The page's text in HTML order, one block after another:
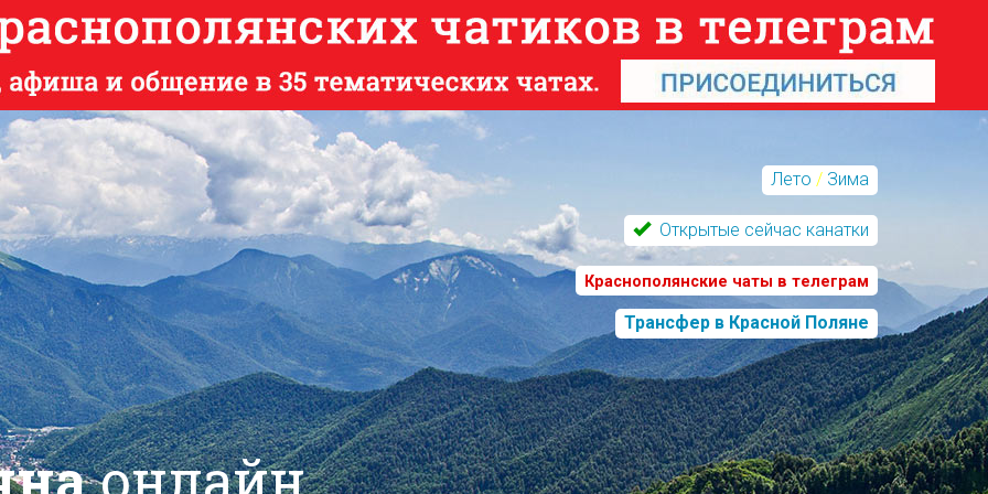
Лето / Зима
Открытые сейчас канатки
Краснополянские чаты в телеграм
Трансфер в Красной Поляне